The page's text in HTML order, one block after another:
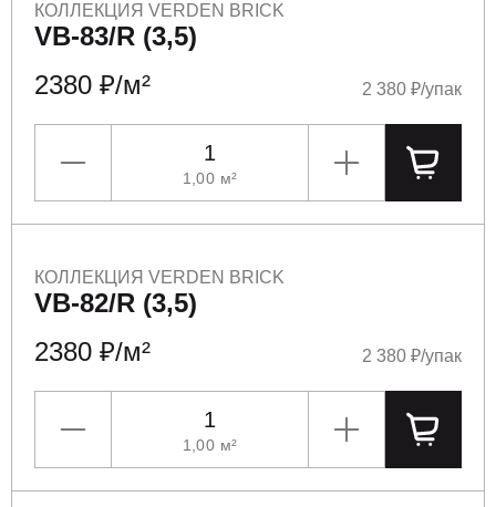
КОЛЛЕКЦИЯ VERDEN BRICK
VB-83/R (3,5)
2380 ₽/м²
2 380 ₽/упак
УМЕНЬШИТЬ
1,00 м²
КОЛЛЕКЦИЯ VERDEN BRICK
VB-82/R (3,5)
2380 ₽/м²
2 380 ₽/упак
УМЕНЬШИТЬ
1,00 м²